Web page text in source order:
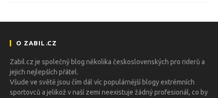
O ZABIL.CZ
Zabil.cz je společný blog několika československých pro riderů a
jejich nejlepších přátel.
Všude ve světě jsou čím dál víc populárnější blogy extrémních
sportovců a jelikož v naší zemi neexistuje žádný profesionál, co by